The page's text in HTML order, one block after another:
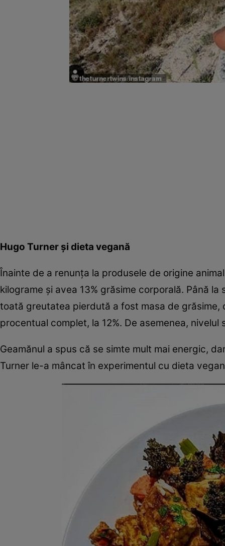
Hugo Turner şi dieta vegană
Înainte de a renunţa la produsele de origine
kilograme şi avea 13% grăsime corporală. Până
toată greutatea pierdută a fost masa de
procentual complet, la 12%. De asemenea,
Geamănul a spus că se simte mult mai energic,
Turner le-a mâncat în experimentul cu dieta